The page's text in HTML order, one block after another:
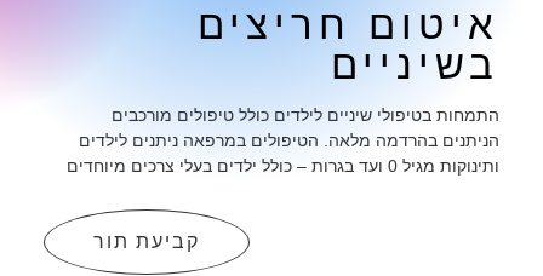
איטום חריצים
בשיניים
התמחות בטיפולי שיניים לילדים כולל טיפולים מורכבים
הניתנים בהרדמה מלאה. הטיפולים במרפאה ניתנים לילדים
ותינוקות מגיל 0 ועד בגרות – כולל ילדים בעלי צרכים מיוחדים
קביעת תור